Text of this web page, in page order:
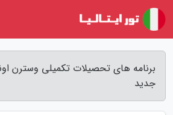
برنامه های تحصیلات تکمیلی وسترن
جدید